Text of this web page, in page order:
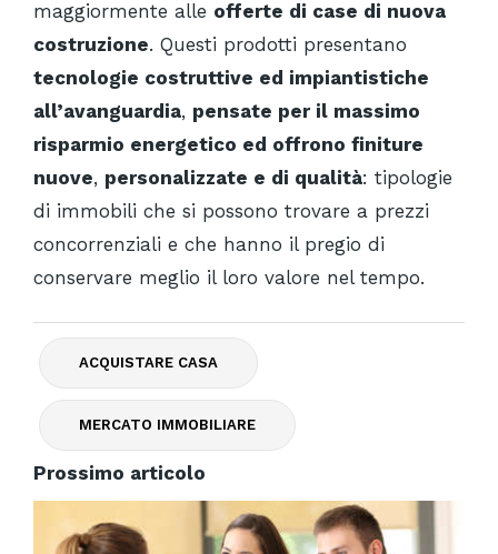
maggiormente alle offerte di case di nuova
costruzione. Questi prodotti presentano
tecnologie costruttive ed impiantistiche
all’avanguardia, pensate per il massimo
risparmio energetico ed offrono finiture
nuove, personalizzate e di qualità: tipologie
di immobili che si possono trovare a prezzi
concorrenziali e che hanno il pregio di
conservare meglio il loro valore nel tempo.
ACQUISTARE CASA
MERCATO IMMOBILIARE
Prossimo articolo